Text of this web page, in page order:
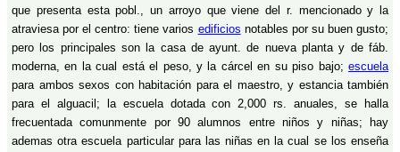
que presenta esta pobl., un arroyo que viene del r. mencionado y la
atraviesa por el centro: tiene varios edificios notables por su buen gusto;
pero los principales son la casa de ayunt. de nueva planta y de fáb.
moderna, en la cual está el peso, y la cárcel en su piso bajo; escuela
para ambos sexos con habitación para el maestro, y estancia también
para el alguacil; la escuela dotada con 2,000 rs. anuales, se halla
frecuentada comunmente por 90 alumnos entre niños y niñas; hay
ademas otra escuela particular para las niñas en la cual se los enseña